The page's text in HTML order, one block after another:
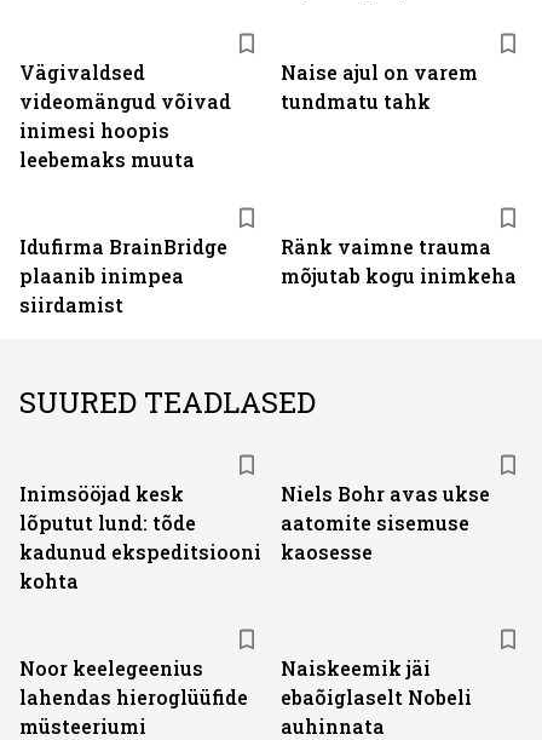
Vägivaldsed
videomängud võivad
inimesi hoopis
leebemaks muuta
Naise ajul on varem
tundmatu tahk
Idufirma BrainBridge
plaanib inimpea
siirdamist
Ränk vaimne trauma
mõjutab kogu inimkeha
SUURED TEADLASED
Inimsööjad kesk
lõputut lund: tõde
kadunud ekspeditsiooni
kohta
Niels Bohr avas ukse
aatomite sisemuse
kaosesse
Noor keelegeenius
lahendas hieroglüüfide
müsteeriumi
Naiskeemik jäi
ebaõiglaselt Nobeli
auhinnata